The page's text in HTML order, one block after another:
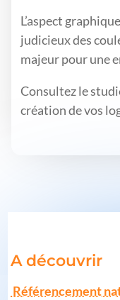
L’aspect
judicieux des
majeur pour une
Consultez le
création de vos
A découvrir
Référencement